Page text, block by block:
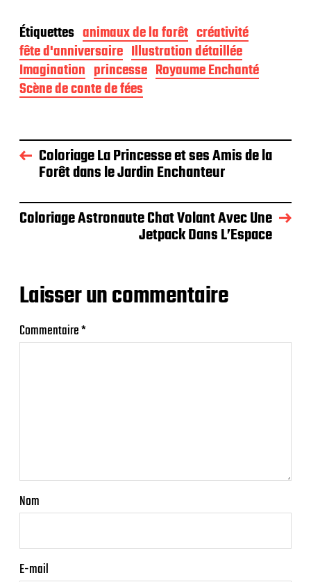
Étiquettes animaux de la forêt créativité
fête d'anniversaire Illustration détaillée
Imagination princesse Royaume Enchanté
Scène de conte de fées
Coloriage La Princesse et ses Amis de la
Forêt dans le Jardin Enchanteur
Coloriage Astronaute Chat Volant Avec Une
Jetpack Dans L’Espace
Laisser un commentaire
Commentaire*
Nom
E-mail